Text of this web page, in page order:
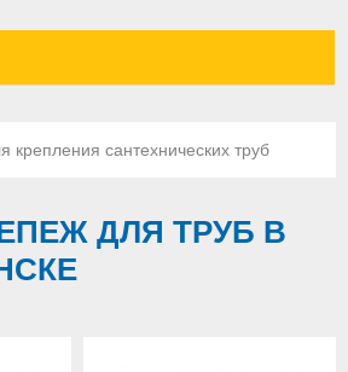
крепления сантехнических труб
ДЛЯ ТРУБ В